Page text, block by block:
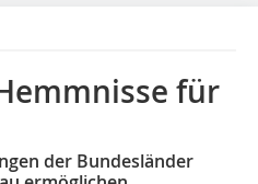
für
der Bundesländer